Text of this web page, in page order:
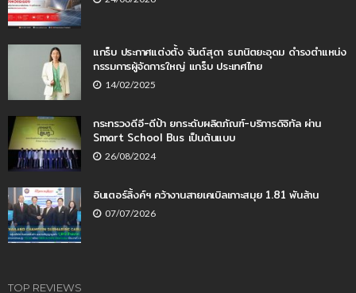
แกร็บ ประกาศแต่งตั้ง จันต์สุดา ธนานิตยะอุดม ดำรงตำแหน่ง
กรรมการผู้จัดการใหญ่ แกร็บ ประเทศไทย
14/02/2025
กระทรวงดีอี-ดีป้า ยกระดับผลิตภัณฑ์-บริการดิจิทัล ผ่าน
Smart School Bus เป็นต้นแบบ
26/08/2024
อินเตอร์ลิ้งค์ฯ คว้างานสายเคเบิลเกาะสมุย 1.81 พันล้าน
07/07/2026
TOP REVIEWS